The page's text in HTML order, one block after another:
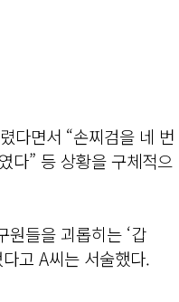
다면서 “손찌검을 네 번
다” 등 상황을 구체적으
들을 괴롭히는 ‘갑
고 A씨는 서술했다.